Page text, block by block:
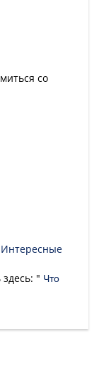
со
Интересные
" Что